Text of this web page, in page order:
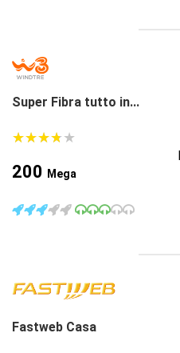
Super Fibra tutto in...
★★★★★
★★★★★
200 Mega
Fastweb Casa